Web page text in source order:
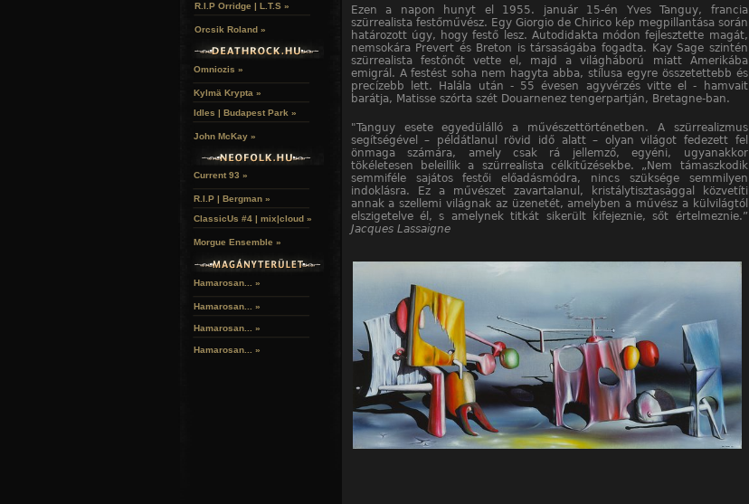
Ezen a napon hunyt el 1955. január 15-én Yves Tanguy, francia
szürrealista festőművész. Egy Giorgio de Chirico kép megpillantása során
határozott úgy, hogy festő lesz. Autodidakta módon fejlesztette magát,
nemsokára Prevert és Breton is társaságába fogadta. Kay Sage szintén
szürrealista festőnőt vette el, majd a világháború miatt Amerikába
emigrál. A festést soha nem hagyta abba, stílusa egyre összetettebb és
precízebb lett. Halála után - 55 évesen agyvérzés vitte el - hamvait
barátja, Matisse szórta szét Douarnenez tengerpartján, Bretagne-ban.
"Tanguy esete egyedülálló a művészettörténetben. A szürrealizmus
segítségével – példátlanul rövid idő alatt – olyan világot fedezett fel
önmaga számára, amely csak rá jellemző, egyéni, ugyanakkor
tökéletesen beleillik a szürrealista célkitűzésekbe. „Nem támaszkodik
semmiféle sajátos festői előadásmódra, nincs szüksége semmilyen
indoklásra. Ez a művészet zavartalanul, kristálytisztasággal közvetíti
annak a szellemi világnak az üzenetét, amelyben a művész a külvilágtól
elszigetelve él, s amelynek titkát sikerült kifejeznie, sőt értelmeznie.”
Jacques Lassaigne
R.I.P Orridge | L.T.S »
Orcsik Roland »
Omniozis »
Kylmä Krypta »
Idles | Budapest Park »
John McKay »
Current 93 »
R.I.P | Bergman »
ClassicUs #4 | mix|cloud »
Morgue Ensemble »
Hamarosan... »
Hamarosan... »
Hamarosan... »
Hamarosan... »